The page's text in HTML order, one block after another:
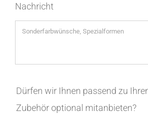
Nachricht
Dürfen wir Ihnen passend zu
Zubehör optional mitanbieten?